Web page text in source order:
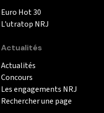
Euro Hot 30
L'utratop NRJ
Actualités
Actualités
Concours
Les engagements NRJ
Rechercher une page